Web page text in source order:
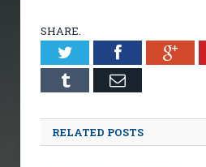
SHARE.
TwitterFacebook
Tumblr Email
RELATED POSTS